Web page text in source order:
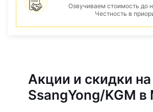
Озвучиваем стоимость до
Честность в
Акции и скидки
SsangYong/KGM